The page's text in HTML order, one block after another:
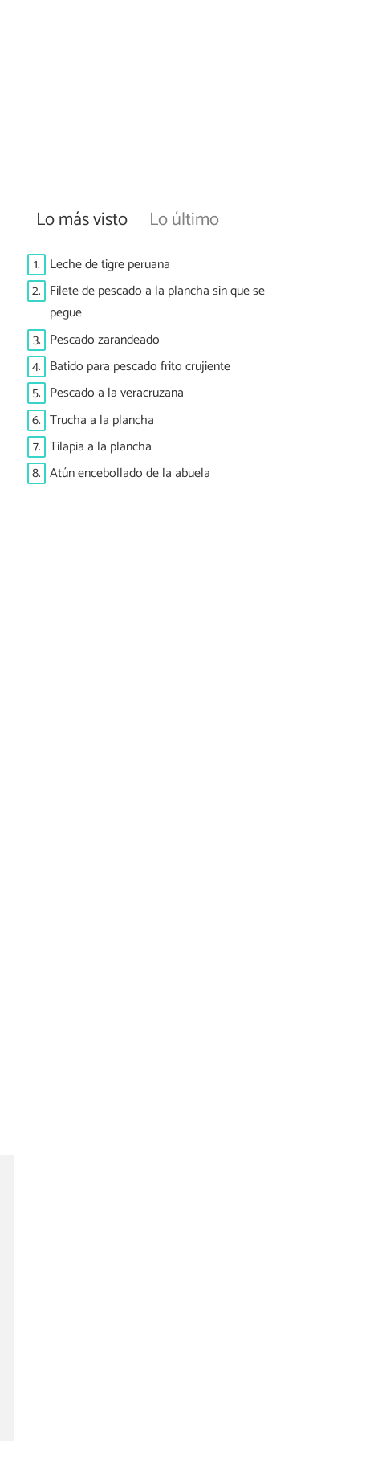
Lo más visto Lo último
1. Leche de tigre peruana
2. Filete de pescado a la plancha sin que se
pegue
3. Pescado zarandeado
4. Batido para pescado frito crujiente
5. Pescado a la veracruzana
6. Trucha a la plancha
7. Tilapia a la plancha
8. Atún encebollado de la abuela